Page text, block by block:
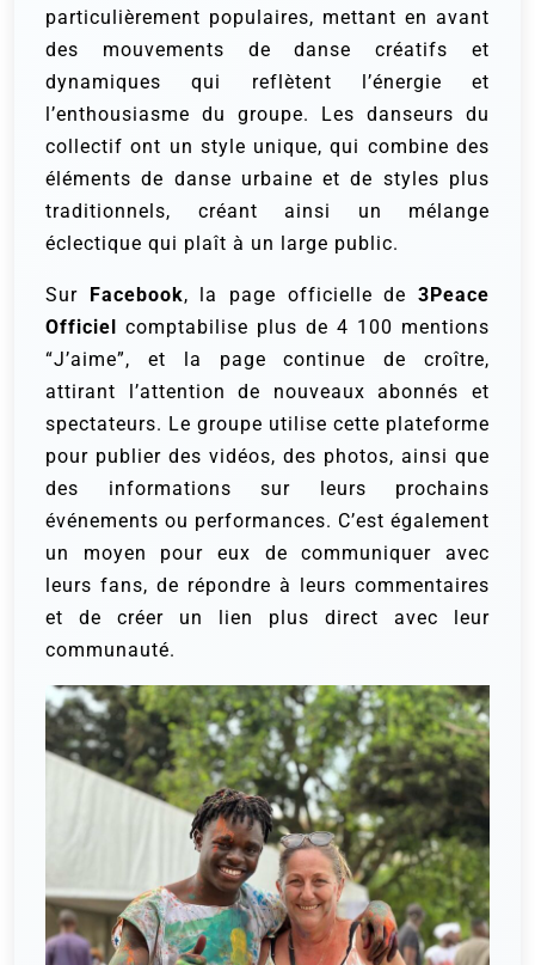
particulièrement populaires, mettant en avant
des mouvements de danse créatifs et
dynamiques qui reflètent l’énergie et
l’enthousiasme du groupe. Les danseurs du
collectif ont un style unique, qui combine des
éléments de danse urbaine et de styles plus
traditionnels, créant ainsi un mélange
éclectique qui plaît à un large public.
Sur Facebook, la page officielle de3Peace
Officiel comptabilise plus de 4 100 mentions
“J’aime”, et la page continue de croître,
attirant l’attention de nouveaux abonnés et
spectateurs. Le groupe utilise cette plateforme
pour publier des vidéos, des photos, ainsi que
des informations sur leurs prochains
événements ou performances. C’est également
un moyen pour eux de communiquer avec
leurs fans, de répondre à leurs commentaires
et de créer un lien plus direct avec leur
communauté.